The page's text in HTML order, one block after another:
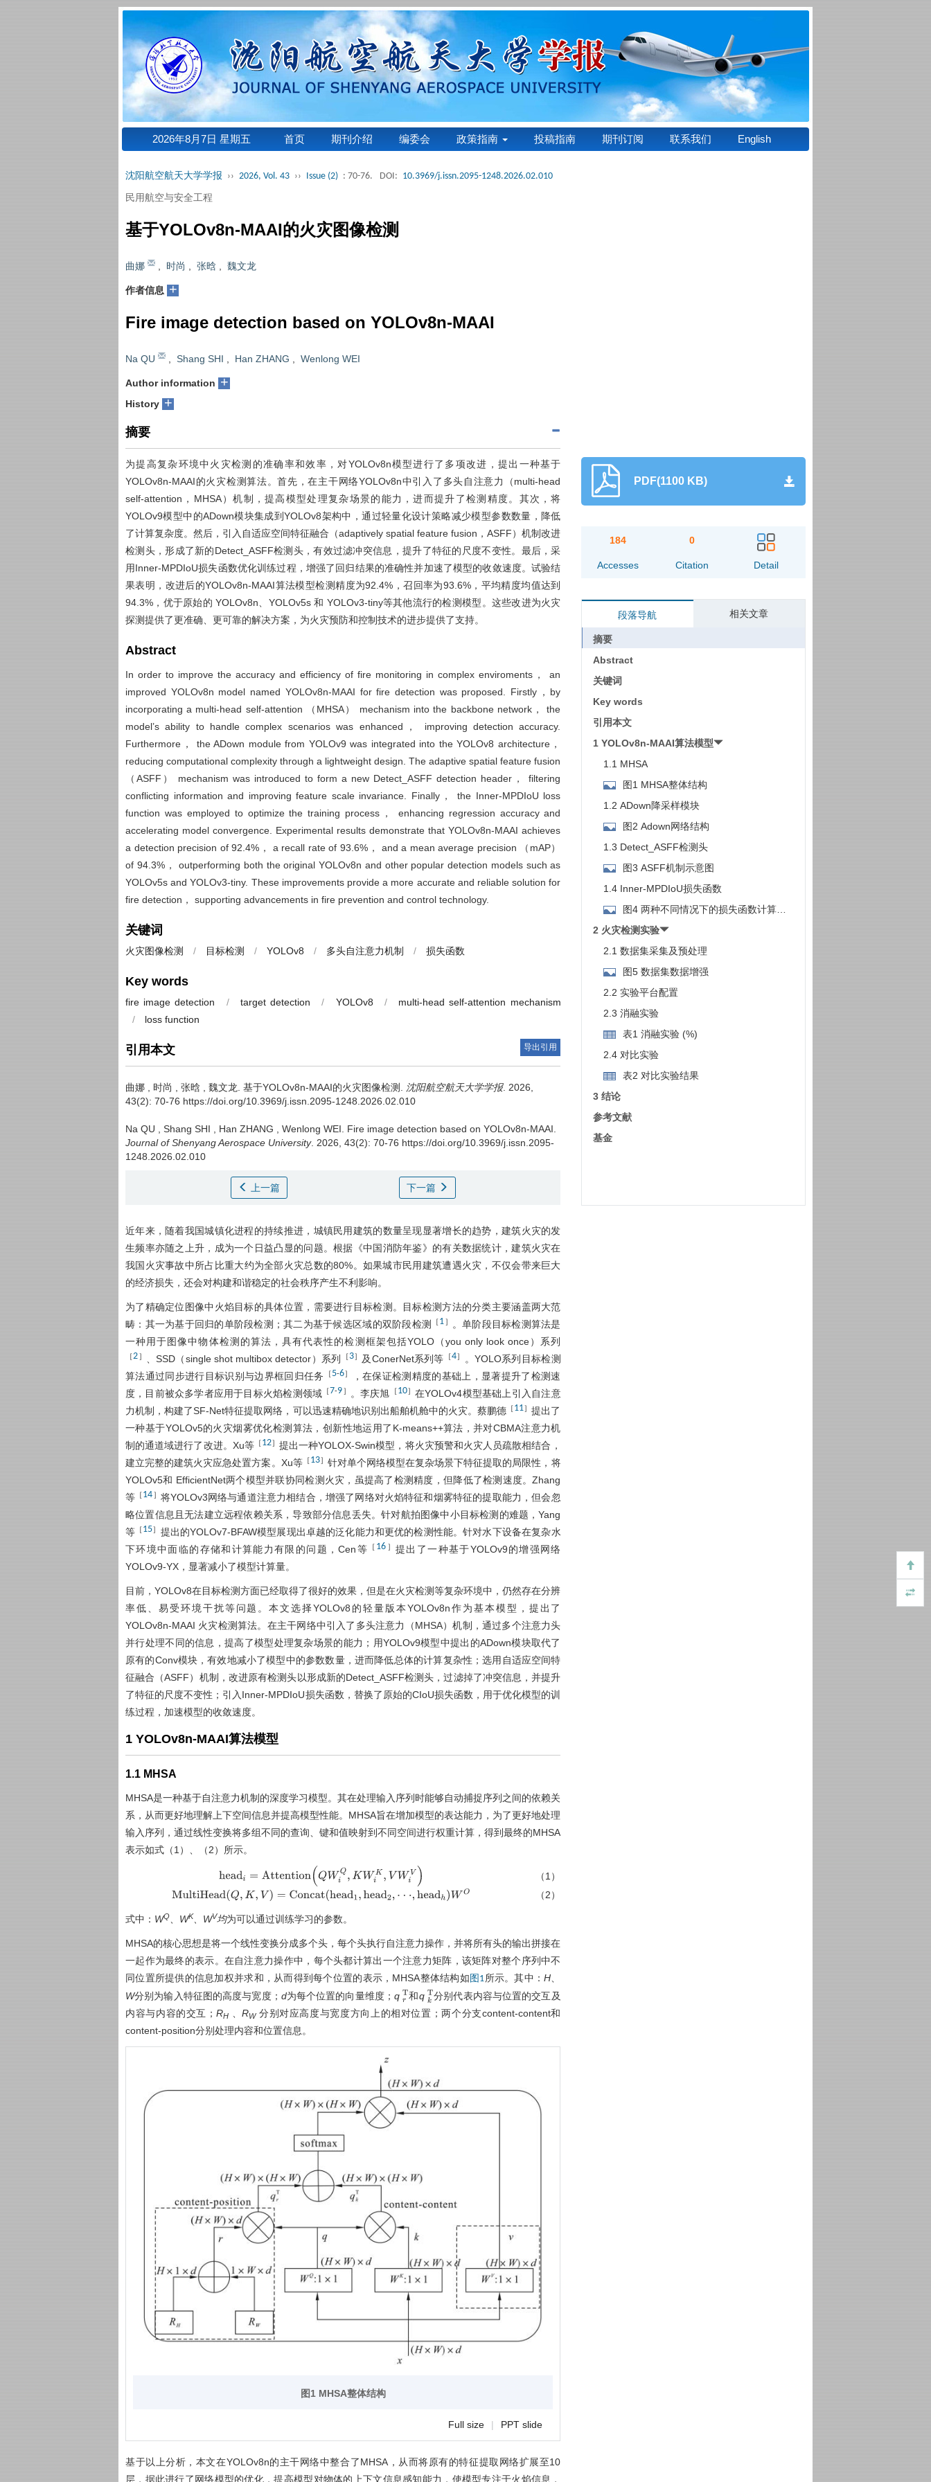
2026年8月7日 星期五 首页 期刊介绍 编委会 政策指南 投稿指南 期刊订阅 联系我们 English
沈阳航空航天大学学报 ›› 2026, Vol. 43 ›› Issue (2) : 70-76. DOI: 10.3969/j.issn.2095-1248.2026.02.010
民用航空与安全工程
基于YOLOv8n-MAAI的火灾图像检测
曲娜 时尚 张晗 魏文龙
作者信息 +
Fire image detection based on YOLOv8n-MAAI
Na QU Shang SHI Han ZHANG Wenlong WEI
Author information +
History +
摘要
为提高复杂环境中火灾检测的准确率和效率，对YOLOv8n模型进行了多项改进，提出一种基于
YOLOv8n-MAAI的火灾检测算法。首先，在主干网络YOLOv8n中引入了多头自注意力（multi-head
self-attention，MHSA）机制，提高模型处理复杂场景的能力，进而提升了检测精度。其次，将
YOLOv9模型中的ADown模块集成到YOLOv8架构中，通过轻量化设计策略减少模型参数数量，降低
了计算复杂度。然后，引入自适应空间特征融合（adaptively spatial feature fusion，ASFF）机制改进
检测头，形成了新的Detect_ASFF检测头，有效过滤冲突信息，提升了特征的尺度不变性。最后，采
用Inner-MPDIoU损失函数优化训练过程，增强了回归结果的准确性并加速了模型的收敛速度。试验结
果表明，改进后的YOLOv8n-MAAI算法模型检测精度为92.4%，召回率为93.6%，平均精度均值达到
94.3%，优于原始的 YOLOv8n、YOLOv5s 和 YOLOv3-tiny等其他流行的检测模型。这些改进为火灾
探测提供了更准确、更可靠的解决方案，为火灾预防和控制技术的进步提供了支持。
Abstract
In order to improve the accuracy and efficiency of fire monitoring in complex enviroments， an
improved YOLOv8n model named YOLOv8n-MAAI for fire detection was proposed. Firstly，by
incorporating a multi-head self-attention （MHSA） mechanism into the backbone network， the
model’s ability to handle complex scenarios was enhanced， improving detection accuracy.
Furthermore， the ADown module from YOLOv9 was integrated into the YOLOv8 architecture，
reducing computational complexity through a lightweight design. The adaptive spatial feature fusion
（ASFF） mechanism was introduced to form a new Detect_ASFF detection header， filtering
conflicting information and improving feature scale invariance. Finally， the Inner-MPDIoU loss
function was employed to optimize the training process， enhancing regression accuracy and
accelerating model convergence. Experimental results demonstrate that YOLOv8n-MAAI achieves
a detection precision of 92.4%， a recall rate of 93.6%， and a mean average precision （mAP）
of 94.3%， outperforming both the original YOLOv8n and other popular detection models such as
YOLOv5s and YOLOv3-tiny. These improvements provide a more accurate and reliable solution for
fire detection， supporting advancements in fire prevention and control technology.
关键词
火灾图像检测 / 目标检测 / YOLOv8 / 多头自注意力机制 / 损失函数
Key words
fire image detection / target detection / YOLOv8 /
multi-head self-attention mechanism
/
loss function
引用本文 导出引用
曲娜 时尚 张晗 魏文龙 基于YOLOv8n-MAAI的火灾图像检测. 沈阳航空航天大学学报. 2026,
43(2): 70-76 https://doi.org/10.3969/j.issn.2095-1248.2026.02.010
Na QU Shang SHI Han ZHANG Wenlong WEI
Fire image detection based on YOLOv8n-MAAI.
Journal of Shenyang Aerospace University. 2026, 43(2): 70-76 https://doi.org/10.3969/j.issn.2095-
1248.2026.02.010
上一篇 下一篇
近年来，随着我国城镇化进程的持续推进，城镇民用建筑的数量呈现显著增长的趋势，建筑火灾的发
生频率亦随之上升，成为一个日益凸显的问题。根据《中国消防年鉴》的有关数据统计，建筑火灾在
我国火灾事故中所占比重大约为全部火灾总数的80%。如果城市民用建筑遭遇火灾，不仅会带来巨大
的经济损失，还会对构建和谐稳定的社会秩序产生不利影响。
为了精确定位图像中火焰目标的具体位置，需要进行目标检测。目标检测方法的分类主要涵盖两大范
畴：其一为基于回归的单阶段检测；其二为基于候选区域的双阶段检测
［1］
。单阶段目标检测算法是
一种用于图像中物体检测的算法，具有代表性的检测框架包括YOLO（you only look once）系列
［2］ 、SSD（single shot multibox detector）系列 ［3］ 及ConerNet系列等 ［4］
。YOLO系列目标检测
算法通过同步进行目标识别与边界框回归任务
［5-6］
，在保证检测精度的基础上，显著提升了检测速
度，目前被众多学者应用于目标火焰检测领域 ［7-9］ 。李庆旭 ［10］ 在YOLOv4模型基础上引入自注意
力机制，构建了SF-Net特征提取网络，可以迅速精确地识别出船舶机舱中的火灾。蔡鹏德 ［11］提出了
一种基于YOLOv5的火灾烟雾优化检测算法，创新性地运用了K-means++算法，并对CBMA注意力机
制的通道域进行了改进。Xu等［12］提出一种YOLOX-Swin模型，将火灾预警和火灾人员疏散相结合，
建立完整的建筑火灾应急处置方案。Xu等［13］ 针对单个网络模型在复杂场景下特征提取的局限性，将
YOLOv5和 EfficientNet两个模型并联协同检测火灾，虽提高了检测精度，但降低了检测速度。Zhang
等 ［14］ 将YOLOv3网络与通道注意力相结合，增强了网络对火焰特征和烟雾特征的提取能力，但会忽
略位置信息且无法建立远程依赖关系，导致部分信息丢失。针对航拍图像中小目标检测的难题，Yang
等 ［15］ 提出的YOLOv7-BFAW模型展现出卓越的泛化能力和更优的检测性能。针对水下设备在复杂水
下环境中面临的存储和计算能力有限的问题，Cen等 ［ 16 ］提出了一种基于YOLOv9的增强网络
YOLOv9-YX，显著减小了模型计算量。
目前，YOLOv8在目标检测方面已经取得了很好的效果，但是在火灾检测等复杂环境中，仍然存在分辨
率低、易受环境干扰等问题。本文选择YOLOv8的轻量版本YOLOv8n作为基本模型，提出了
YOLOv8n-MAAI 火灾检测算法。在主干网络中引入了多头注意力（MHSA）机制，通过多个注意力头
并行处理不同的信息，提高了模型处理复杂场景的能力；用YOLOv9模型中提出的ADown模块取代了
原有的Conv模块，有效地减小了模型中的参数数量，进而降低总体的计算复杂性；选用自适应空间特
征融合（ASFF）机制，改进原有检测头以形成新的Detect_ASFF检测头，过滤掉了冲突信息，并提升
了特征的尺度不变性；引入Inner-MPDIoU损失函数，替换了原始的CIoU损失函数，用于优化模型的训
练过程，加速模型的收敛速度。
1 YOLOv8n-MAAI算法模型
1.1 MHSA
MHSA是一种基于自注意力机制的深度学习模型。其在处理输入序列时能够自动捕捉序列之间的依赖关
系，从而更好地理解上下空间信息并提高模型性能。MHSA旨在增加模型的表达能力，为了更好地处理
输入序列，通过线性变换将多组不同的查询、键和值映射到不同空间进行权重计算，得到最终的MHSA
表示如式（1 ）、（2）所示。
headi= At entionQWiQ, KWiK, VWiV （1）
MultiHeadQ,K,V=Co nca thead1,head2,···,headhWO （2）
式中： WQ 、WK 、WV均为可以通过训练学习的参数。
MHSA的核心思想是将一个线性变换分成多个头，每个头执行自注意力操作，并将所有头的输出拼接在
一起作为最终的表示。在自注意力操作中，每个头都计算出一个注意力矩阵，该矩阵对整个序列中不
同位置所提供的信息加权并求和，从而得到每个位置的表示，MHSA整体结构如 图1所示。其中：H
W分别为输入特征图的高度与宽度； d为每个位置的向量维度； q r T
和q kT
分别代表内容与位置的交互及
内容与内容的交互；RH 、RW分别对应高度与宽度方向上的相对位置；两个分支content-content和
content-position分别处理内容和位置信息。
图1 MHSA整体结构
Full size | PPT slide
基于以上分析，本文在YOLOv8n的主干网络中整合了MHSA，从而将原有的特征提取网络扩展至10
层，据此进行了网络模型的优化，提高模型对物体的上下文信息感知能力，使模型专注于火焰信息，
PDF(1100 KB)
184
Accesses
0
Citation Detail
段落导航 相关文章
摘要
Abstract
关键词
Key words
引用本文
1 YOLOv8n-MAAI算法模型
1.1 MHSA
图1 MHSA整体结构
1.2 ADown降采样模块
图2 Adown网络结构
1.3 Detect_ASFF检测头
图3 ASFF机制示意图
1.4 Inner-MPDIoU损失函数
图4 两种不同情况下的损失函数计算结
果
2 火灾检测实验
2.1 数据集采集及预处理
图5 数据集数据增强
2.2 实验平台配置
2.3 消融实验
表1 消融实验 (%)
2.4 对比实验
表2 对比实验结果
3 结论
参考文献
基金